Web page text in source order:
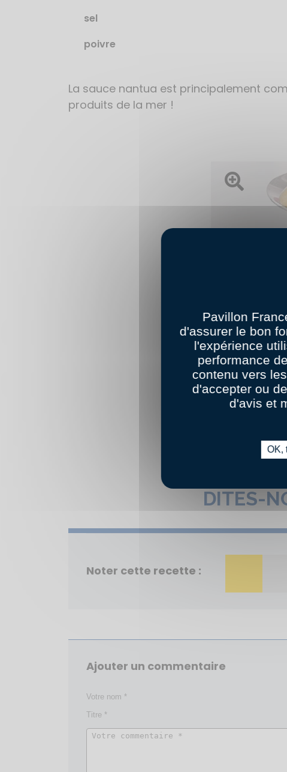
sel
poivre
La sauce nantua est principalement
produits de la mer !
Ouvrir l'image
DITES-
Noter cette recette :
Ajouter un commentaire
Pavillon
d'assurer le bon
l'expérience
performance
contenu vers
d'accepter ou
d'avis et
OK,